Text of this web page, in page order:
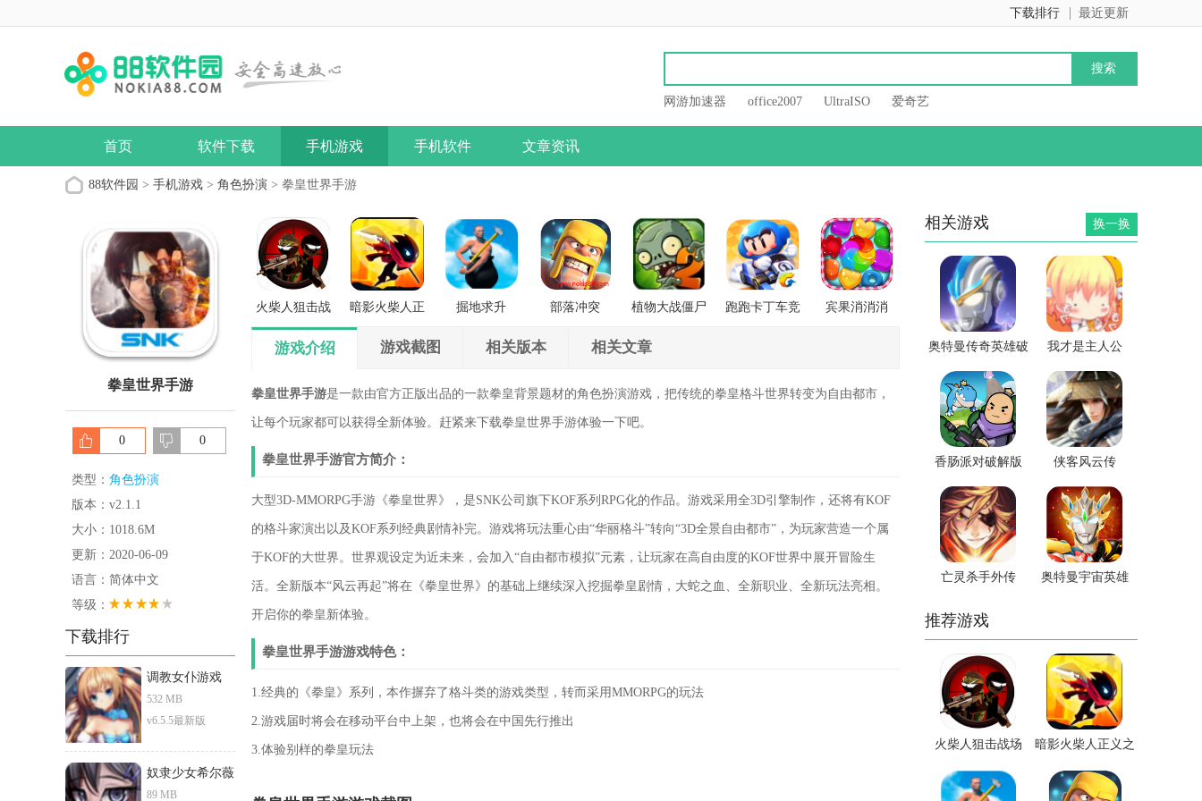
最近更新
下载排行
网游加速器 office2007 UltraISO 爱奇艺
首页 软件下载 手机游戏 手机软件 文章资讯
88软件园 > 手机游戏 > 角色扮演 > 拳皇世界手游
拳皇世界手游
0 0
类型： 角色扮演
版本：v2.1.1
大小：1018.6M
更新：2020-06-09
语言：简体中文
等级：
下载排行
调教女仆游戏
532 MB
v6.5.5最新版
奴隶少女希尔薇
89 MB
火柴人狙击战
场
暗影火柴人正
掘地求升 部落冲突
植物大战僵尸
跑跑卡丁车竞
宾果消消消
游戏介绍 游戏截图 相关版本 相关文章
拳皇世界手游是一款由官方正版出品的一款拳皇背景题材的角色扮演游戏，把传统的拳皇格斗世界转变为自由都市，
让每个玩家都可以获得全新体验。赶紧来下载拳皇世界手游体验一下吧。
拳皇世界手游官方简介：
大型3D-MMORPG手游《拳皇世界》，是SNK公司旗下KOF系列RPG化的作品。游戏采用全3D引擎制作，还将有KOF
的格斗家演出以及KOF系列经典剧情补完。游戏将玩法重心由“华丽格斗”转向“3D全景自由都市”，为玩家营造一个属
于KOF的大世界。世界观设定为近未来，会加入“自由都市模拟”元素，让玩家在高自由度的KOF世界中展开冒险生
活。全新版本“风云再起”将在《拳皇世界》的基础上继续深入挖掘拳皇剧情，大蛇之血、全新职业、全新玩法亮相。
开启你的拳皇新体验。
拳皇世界手游游戏特色：
1.经典的《拳皇》系列，本作摒弃了格斗类的游戏类型，转而采用MMORPG的玩法
2.游戏届时将会在移动平台中上架，也将会在中国先行推出
3.体验别样的拳皇玩法
相关游戏 换一换
奥特曼传奇英雄破
解版无限钻石2023
我才是主人公
香肠派对破解版 侠客风云传
亡灵杀手外传 奥特曼宇宙英雄
推荐游戏
火柴人狙击战场
暗影火柴人正义之